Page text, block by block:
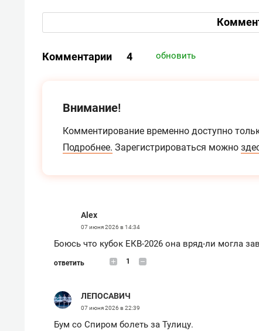
Комментарии 4 обновить
Внимание!
Комментирование временно доступно
Подробнее. Зарегистрироваться можно
Alex
07 июня 2026 в 14:34
Боюсь что кубок ЕКВ-2026 она вряд-ли могла
ответить 1
ЛЕПОСАВИЧ
07 июня 2026 в 22:39
Бум со Спиром болеть за Тулицу.